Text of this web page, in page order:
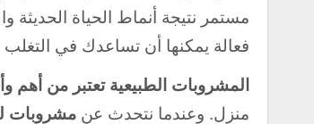
مستمر نتيجة أنماط الحياة الحديثة
فعالة يمكنها أن تساعدك في التغلب
المشروبات الطبيعية تعتبر من أهم
منزل. وعندما نتحدث عن مشروبات